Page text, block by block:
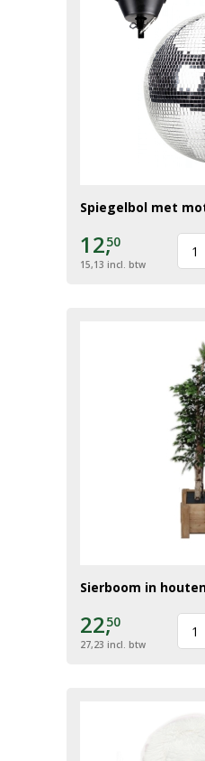
Spiegelbol met
12,50
15,13 incl. btw
Sierboom in
22,50
27,23 incl. btw